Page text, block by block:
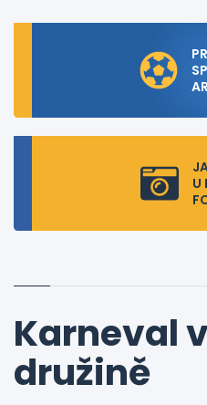
U
Karneval
družině